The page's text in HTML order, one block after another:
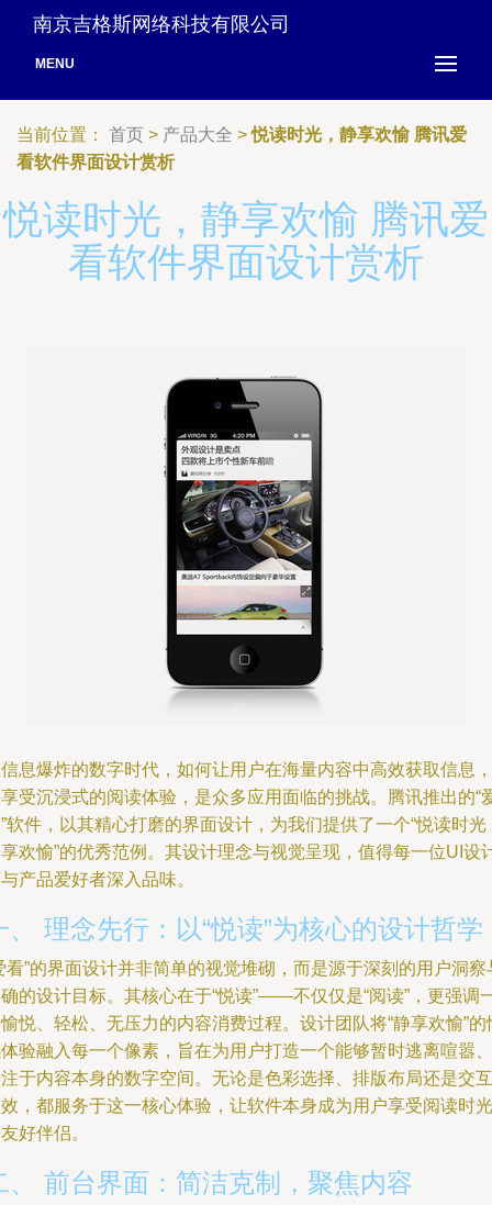
南京吉格斯网络科技有限公司
MENU
当前位置： 首页 > 产品大全 > 悦读时光，静享欢愉 腾讯爱
看软件界面设计赏析
悦读时光，静享欢愉 腾讯爱
看软件界面设计赏析
息爆炸的数字时代，如何让用户在海量内容中高效获取信息，
受沉浸式的阅读体验，是众多应用面临的挑战。腾讯推出的“
软件，以其精心打磨的界面设计，为我们提供了一个“悦读时光
欢愉”的优秀范例。其设计理念与视觉呈现，值得每一位UI设
产品爱好者深入品味。
、 理念先行：以“悦读”为核心的设计哲学
看”的界面设计并非简单的视觉堆砌，而是源于深刻的用户洞察
的设计目标。其核心在于“悦读”——不仅仅是“阅读”，更强调
悦、轻松、无压力的内容消费过程。设计团队将“静享欢愉”的
验融入每一个像素，旨在为用户打造一个能够暂时逃离喧嚣、
于内容本身的数字空间。无论是色彩选择、排版布局还是交互
，都服务于这一核心体验，让软件本身成为用户享受阅读时光
好伴侣。
、 前台界面：简洁克制，聚焦内容